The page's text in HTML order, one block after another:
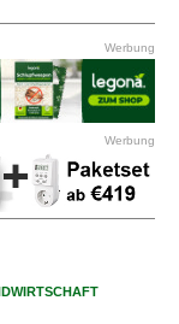
Werbung
Werbung